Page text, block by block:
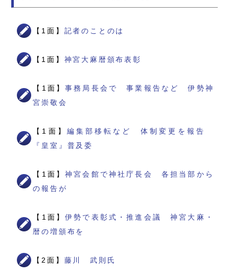
【1面】 記者のことのは
【1面】 神宮大麻暦頒布表彰
【1面】事務局長会で 事業報告など 伊勢神
宮崇敬会
【1面】 編集部移転など 体制変更を報告
『皇室』普及委
【1面】神宮会館で神社庁長会 各担当部から
の報告が
【1面】伊勢で表彰式・推進会議 神宮大麻・
暦の増頒布を
【2面】 藤川 武則氏